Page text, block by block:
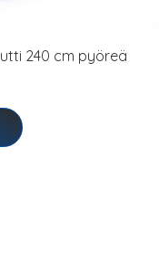
240 cm pyöreä